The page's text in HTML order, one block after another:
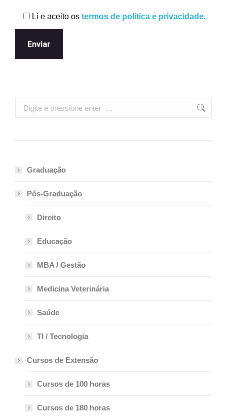
Li e aceito os termos de politica e privacidade.
Search:
Graduação
Pós-Graduação
Direito
Educação
MBA / Gestão
Medicina Veterinária
Saúde
TI / Tecnologia
Cursos de Extensão
Cursos de 100 horas
Cursos de 180 horas